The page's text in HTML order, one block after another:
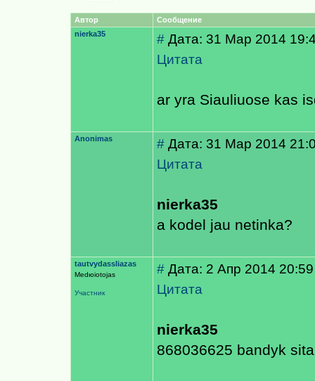
Автор
Сообщение
nierka35
# Дата: 31 Мар 2014
Цитата
ar yra Siauliuose kas
Anonimas # Дата: 31 Мар 2014
Цитата
nierka35
a kodel jau netinka?
tautvydassliazas
Medюiotojas
Участник
# Дата: 2 Апр 2014 20:59
Цитата
nierka35
868036625 bandyk